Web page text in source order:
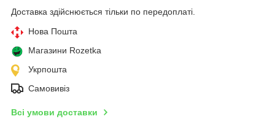
Доставка здійснюється тільки по передоплаті.
Нова Пошта
Магазини Rozetka
Укрпошта
Самовивіз
Всі умови доставки